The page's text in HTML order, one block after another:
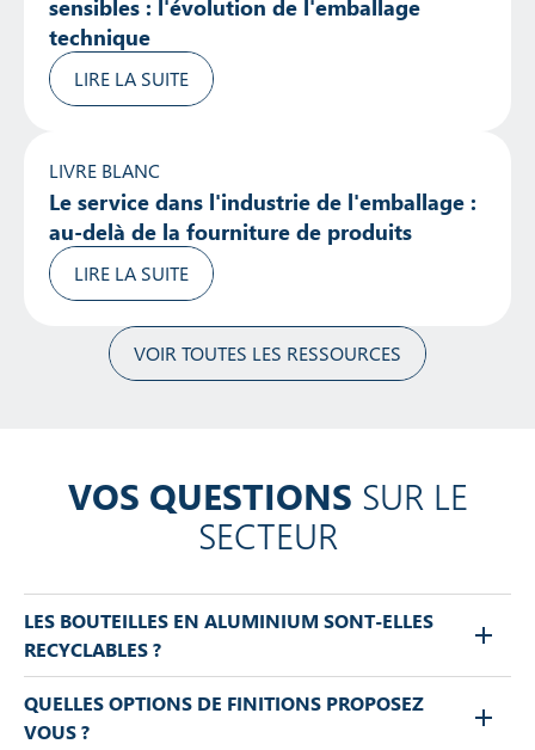
technique
LIRE LA SUITE
LIVRE BLANC
Le service dans l'industrie de l'emballage :
au-delà de la fourniture de produits
LIRE LA SUITE
VOIR TOUTES LES RESSOURCES
VOS QUESTIONSSUR LE
SECTEUR
LES BOUTEILLES EN ALUMINIUM SONT-ELLES
RECYCLABLES ?
QUELLES OPTIONS DE FINITIONS PROPOSEZ
VOUS ?